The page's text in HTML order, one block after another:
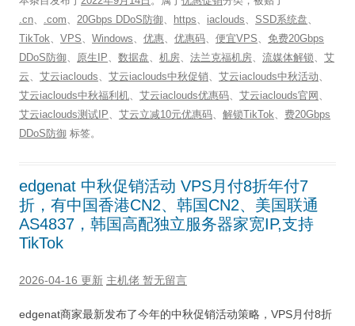
.cn、 .com、 20Gbps DDoS防御、 https、 iaclouds、 SSD系统盘、
TikTok、 VPS、 Windows、 优惠、 优惠码、 便宜VPS、 免费20Gbps
DDoS防御、 原生IP、 数据盘、 机房、 法兰克福机房、 流媒体解锁、 艾
云、 艾云iaclouds、 艾云iaclouds中秋促销、 艾云iaclouds中秋活动、
艾云iaclouds中秋福利机、 艾云iaclouds优惠码、 艾云iaclouds官网 、
艾云iaclouds测试IP、 艾云立减10元优惠码、 解锁TikTok、 费20Gbps
DDoS防御 标签。
edgenat 中秋促销活动 VPS月付8折年付7
折，有中国香港CN2、韩国CN2、美国联通
AS4837，韩国高配独立服务器家宽IP,支持
TikTok
2026-04-16 更新 主机佬 暂无留言
edgenat商家最新发布了今年的中秋促销活动策略，VPS月付8折